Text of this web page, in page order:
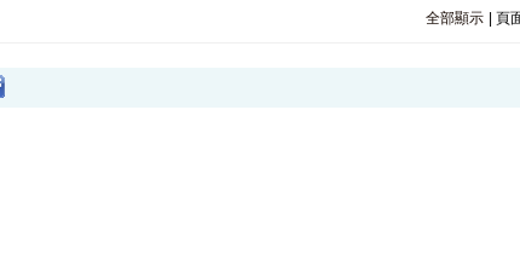
全部顯示 | 頁